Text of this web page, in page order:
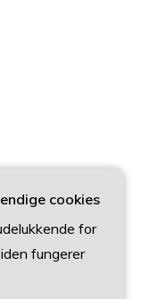
cookies
for
fungerer